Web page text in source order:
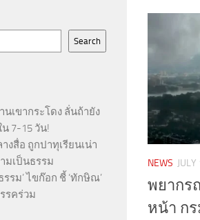
NEWS
พยากร
หน้า กร
Search
นเขากระโดง ลั่นถ้ายัง
7-15 วัน!
งสื่อ ถูกปาทุเรียนเน่า
มเป็นธรรม
รรม’ ไขก๊อก ชี้ ‘ทักษิณ’
รคร่วม